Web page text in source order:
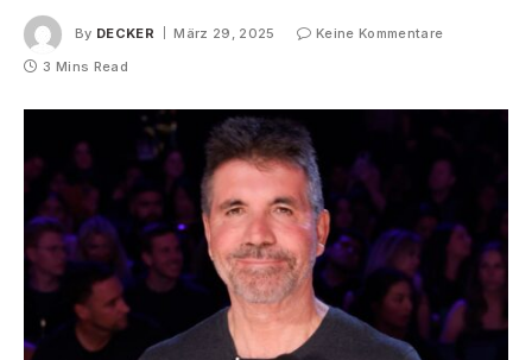
By DECKER März 29, 2025
Keine Kommentare
3 Mins Read